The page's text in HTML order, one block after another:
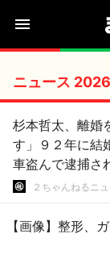
ニュース
杉本哲太、離婚
す」９２年に結婚
車盗んで逮捕さ
２ちゃんねるニ
【画像】整形、